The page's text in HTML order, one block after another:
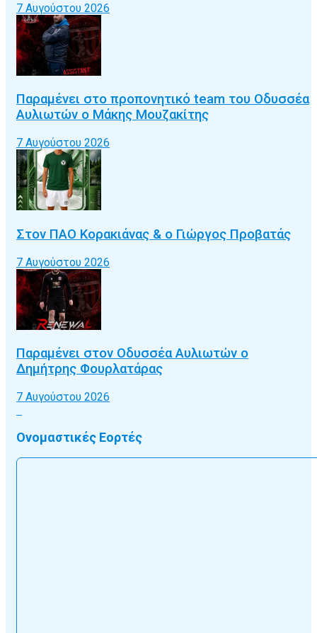
7 Αυγούστου 2026
Παραμένει στο προπονητικό team του Οδυσσέα
Αυλιωτών ο Μάκης Μουζακίτης
7 Αυγούστου 2026
Στον ΠΑΟ Κορακιάνας & ο Γιώργος Προβατάς
7 Αυγούστου 2026
Παραμένει στον Οδυσσέα Αυλιωτών ο
Δημήτρης Φουρλατάρας
7 Αυγούστου 2026
Ονομαστικές Εορτές